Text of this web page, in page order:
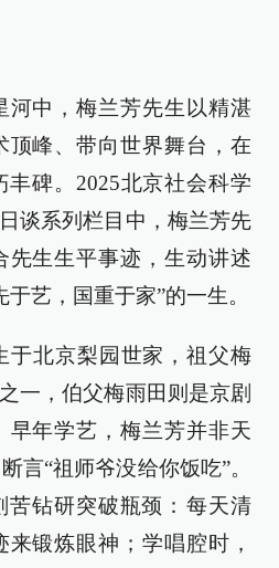
河中，梅兰芳先生以精湛
顶峰、带向世界舞台，在
丰碑。2025北京社会科学
谈系列栏目中，梅兰芳先
先生生平事迹，生动讲述
艺，国重于家”的一生。
于北京梨园世家，祖父梅
一，伯父梅雨田则是京剧
早年学艺，梅兰芳并非天
言“祖师爷没给你饭吃”。
苦钻研突破瓶颈：‌每天清
锻炼眼神；学唱腔时，